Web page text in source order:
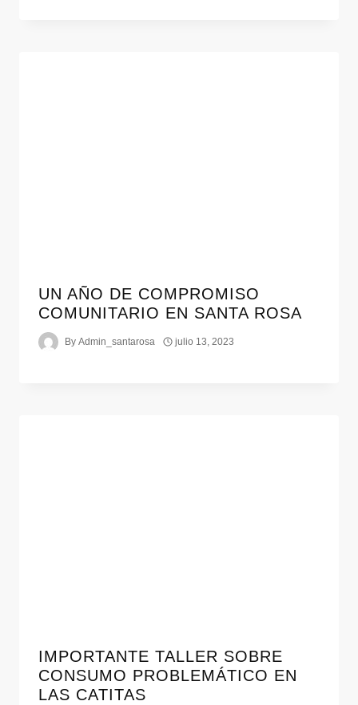
UN AÑO DE COMPROMISO
COMUNITARIO EN SANTA ROSA
By Admin_santarosa julio 13, 2023
IMPORTANTE TALLER SOBRE
CONSUMO PROBLEMÁTICO EN
LAS CATITAS